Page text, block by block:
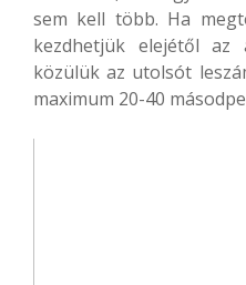
sem kell több. Ha
kezdhetjük elejétől az
közülük az utolsót
maximum 20-40